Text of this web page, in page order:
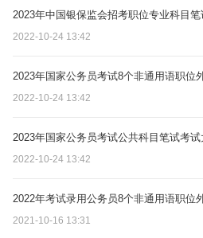
2023年中国银保监会招考职位专业科目
2022-10-24 13:42
2023年国家公务员考试8个非通用语职位
2022-10-24 13:42
2023年国家公务员考试公共科目笔试考试
2022-10-24 13:42
2022年考试录用公务员8个非通用语职位
2021-10-16 13:31